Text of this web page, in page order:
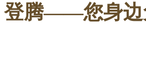
登腾——您身边